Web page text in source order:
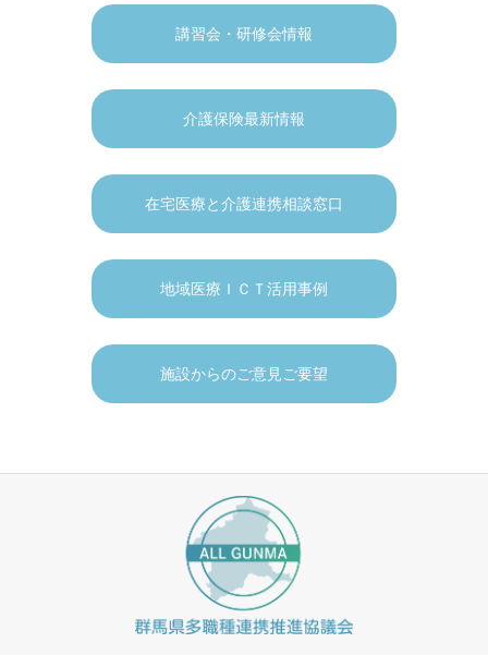
講習会・研修会情報
介護保険最新情報
在宅医療と介護連携相談窓口
地域医療ＩＣＴ活用事例
施設からのご意見ご要望